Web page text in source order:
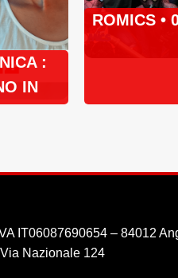
:
IN
ROMICS •
IT06087690654 – 84012
Nazionale 124